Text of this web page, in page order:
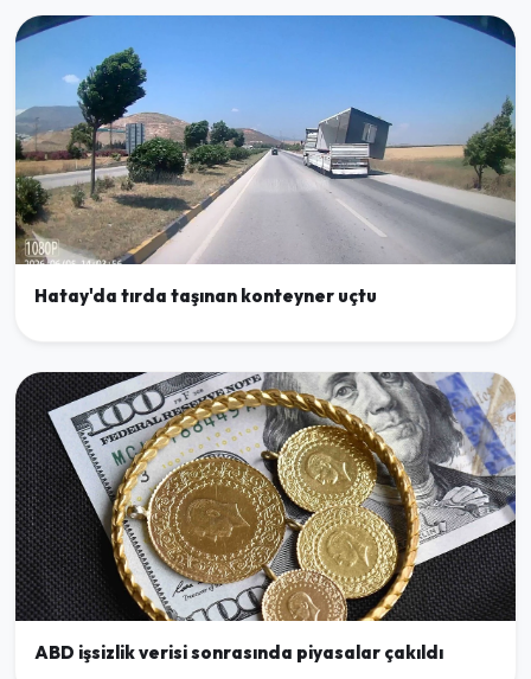
Hatay'da tırda taşınan konteyner uçtu
ABD işsizlik verisi sonrasında piyasalar çakıldı